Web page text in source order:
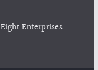
Enterprises